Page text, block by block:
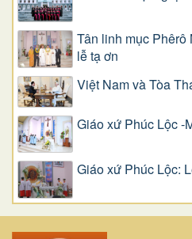
Tân linh mục
lễ tạ ơn
Việt Nam và Tòa
Giáo xứ Phúc Lộc -
Giáo xứ Phúc Lộc: